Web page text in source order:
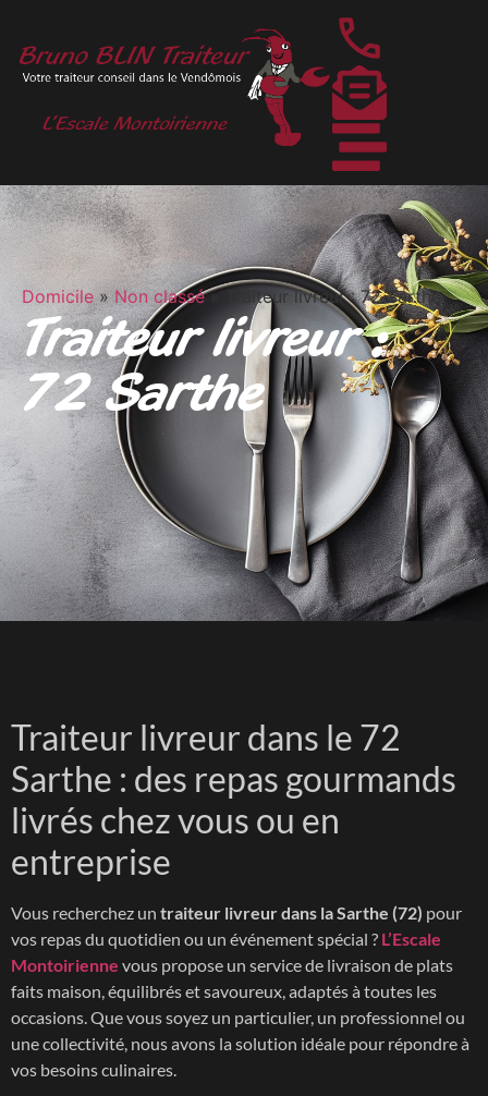
Domicile » Non classé »Traiteur livreur : 72 Sarthe
Traiteur livreur :
72 Sarthe
Traiteur livreur dans le 72
Sarthe : des repas gourmands
livrés chez vous ou en
entreprise
Vous recherchez un traiteur livreur dans la Sarthe (72) pour
vos repas du quotidien ou un événement spécial ? L’Escale
Montoirienne vous propose un service de livraison de plats
faits maison, équilibrés et savoureux, adaptés à toutes les
occasions. Que vous soyez un particulier, un professionnel ou
une collectivité, nous avons la solution idéale pour répondre à
vos besoins culinaires.